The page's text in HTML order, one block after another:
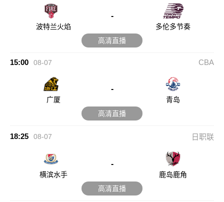
波特兰火焰
-
多伦多节奏
高清直播
15:00 08-07 CBA
广厦
-
青岛
高清直播
18:25 08-07 日职联
横滨水手
-
鹿岛鹿角
高清直播